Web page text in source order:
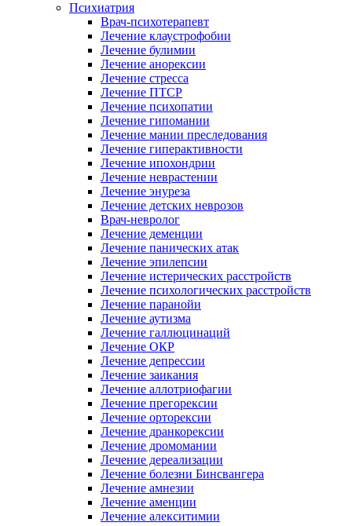
Психиатрия
Врач-психотерапевт
Лечение клаустрофобии
Лечение булимии
Лечение анорексии
Лечение стресса
Лечение ПТСР
Лечение психопатии
Лечение гипомании
Лечение мании преследования
Лечение гиперактивности
Лечение ипохондрии
Лечение неврастении
Лечение энуреза
Лечение детских неврозов
Врач-невролог
Лечение деменции
Лечение панических атак
Лечение эпилепсии
Лечение истерических расстройств
Лечение психологических расстройств
Лечение паранойи
Лечение аутизма
Лечение галлюцинаций
Лечение ОКР
Лечение депрессии
Лечение заикания
Лечение аллотриофагии
Лечение прегорексии
Лечение орторексии
Лечение дранкорексии
Лечение дромомании
Лечение дереализации
Лечение болезни Бинсвангера
Лечение амнезии
Лечение аменции
Лечение алекситимии